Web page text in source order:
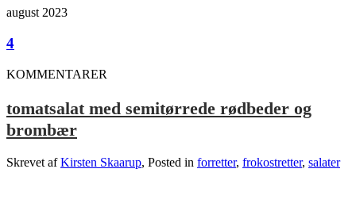
august 2023
4
KOMMENTARER
tomatsalat med semitørrede rødbeder og
brombær
Skrevet afKirsten Skaarup, Posted in forretter, frokostretter, salater